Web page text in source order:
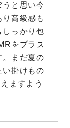
と思い今
高級感も
しっかり包
をプラス
。まだ夏の
い掛けもの
ますよう